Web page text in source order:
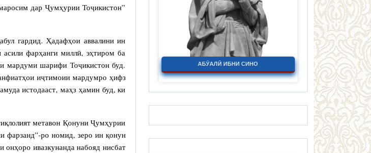
дар Ҷумҳурии Тоҷикистон”
гардид. Ҳадафҳои аввалини ин
фарҳанги миллӣ, эҳтиром ба
мардуми шарифи Тоҷикистон буд.
иҷтимоии мардумро ҳифз
истодааст, маҳз ҳамин буд, ки
метавон Қонуни Ҷумҳурии
фарзанд”-ро номид, зеро ин қонун
ивазкунанда набояд нисбат
АБӮАЛӢ ИБНИ СИНО